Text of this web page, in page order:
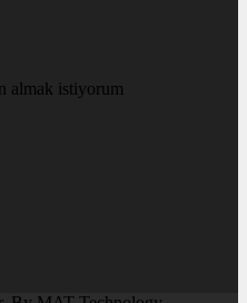
almak istiyorum